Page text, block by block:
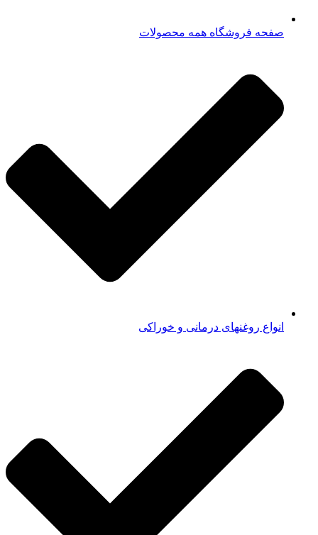
صفحه فروشگاه همه محصولات​
انواع روغنهای درمانی و خوراکی